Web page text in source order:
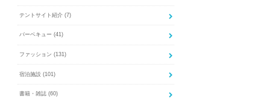
テントサイト紹介 (7)
バーベキュー (41)
ファッション (131)
宿泊施設 (101)
書籍・雑誌 (60)